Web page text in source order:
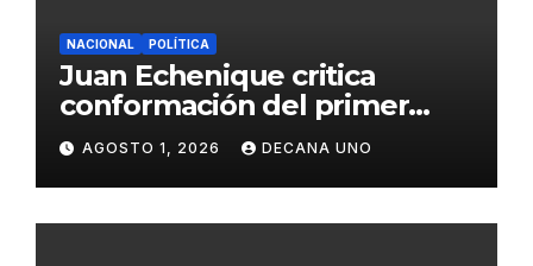
NACIONAL POLÍTICA
Juan Echenique critica
conformación del primer
gabinete ministerial de Keiko
Fujimori
AGOSTO 1, 2026 DECANA UNO